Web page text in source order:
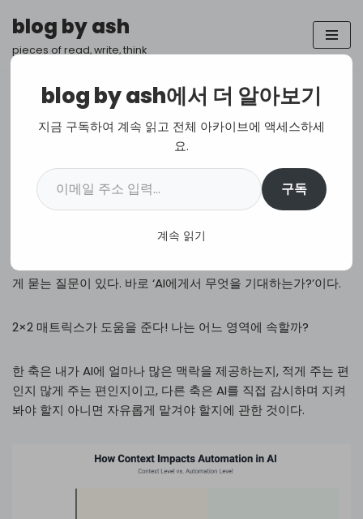
콘
텐
blog by ash
pieces of read, write, think
내가 AI에게 묻기 전에 스스로에게
던지는 질문
Translation,AI
AI와 작업할 때, 입력창에 무언가를 입력하기 전에 꼭 스스로에
게 묻는 질문이 있다. 바로 ‘AI에게서 무엇을 기대하는가?’이다.
2×2 매트릭스가 도움을 준다! 나는 어느 영역에 속할까?
한 축은 내가 AI에 얼마나 많은 맥락을 제공하는지, 적게 주는 편
인지 많게 주는 편인지이고, 다른 축은 AI를 직접 감시하며 지켜
봐야 할지 아니면 자유롭게 맡겨야 할지에 관한 것이다.
blog by ash에서 더 알아보기
지금 구독하여 계속 읽고 전체 아카이브에 액세스하세
요.
구독
계속 읽기